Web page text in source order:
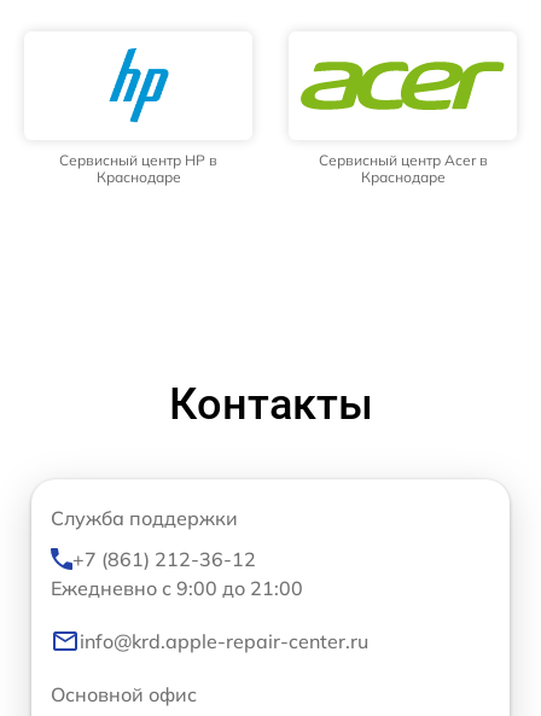
Сервисный центр HP в
Краснодаре
Сервисный центр Acer в
Краснодаре
Контакты
Служба поддержки
+7 (861) 212-36-12
Ежедневно с 9:00 до 21:00
info@krd.apple-repair-center.ru
Основной офис